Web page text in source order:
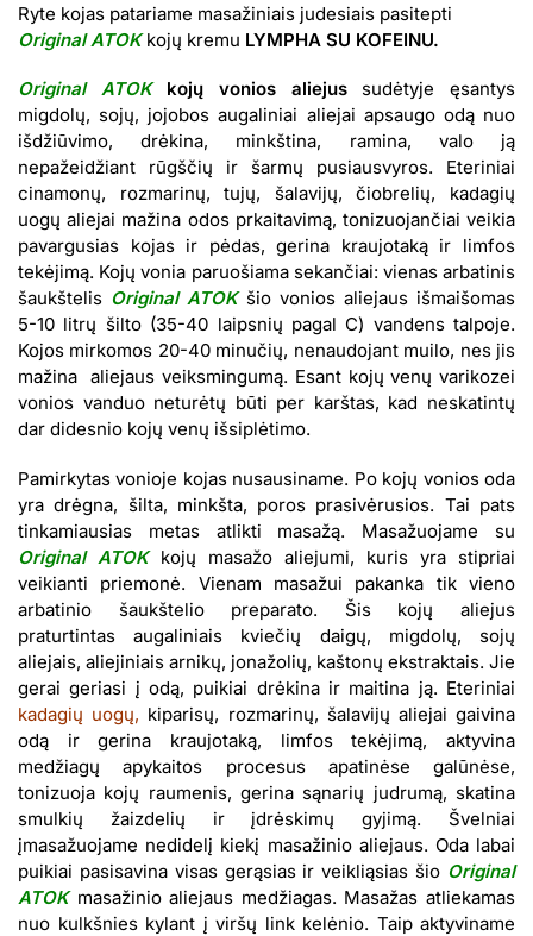
Ryte kojas patariame masažiniais judesiais pasitepti
Original ATOKkojų kremu LYMPHA SU KOFEINU.
Original ATOKkojų vonios aliejus sudėtyje ęsantys
migdolų, sojų, jojobos augaliniai aliejai apsaugo odą nuo
išdžiūvimo, drėkina, minkština, ramina, valo ją
nepažeidžiant rūgščių ir šarmų pusiausvyros. Eteriniai
cinamonų, rozmarinų, tujų, šalavijų, čiobrelių, kadagių
uogų aliejai mažina odos prkaitavimą, tonizuojančiai veikia
pavargusias kojas ir pėdas, gerina kraujotaką ir limfos
tekėjimą. Kojų vonia paruošiama sekančiai: vienas arbatinis
šaukštelis Original ATOKšio vonios aliejaus išmaišomas
5-10 litrų šilto (35-40 laipsnių pagal C) vandens talpoje.
Kojos mirkomos 20-40 minučių, nenaudojant muilo, nes jis
mažina aliejaus veiksmingumą. Esant kojų venų varikozei
vonios vanduo neturėtų būti per karštas, kad neskatintų
dar didesnio kojų venų išsiplėtimo.
Pamirkytas vonioje kojas nusausiname. Po kojų vonios oda
yra drėgna, šilta, minkšta, poros prasivėrusios. Tai pats
tinkamiausias metas atlikti masažą. Masažuojame su
Original ATOKkojų masažo aliejumi, kuris yra stipriai
veikianti priemonė. Vienam masažui pakanka tik vieno
arbatinio šaukštelio preparato. Šis kojų aliejus
praturtintas augaliniais kviečių daigų, migdolų, sojų
aliejais, aliejiniais arnikų, jonažolių, kaštonų ekstraktais. Jie
gerai geriasi į odą, puikiai drėkina ir maitina ją. Eteriniai
kadagių uogų, kiparisų, rozmarinų, šalavijų aliejai gaivina
odą ir gerina kraujotaką, limfos tekėjimą, aktyvina
medžiagų apykaitos procesus apatinėse galūnėse,
tonizuoja kojų raumenis, gerina sąnarių judrumą, skatina
smulkių žaizdelių ir įdrėskimų gyjimą. Švelniai
įmasažuojame nedidelį kiekį masažinio aliejaus. Oda labai
puikiai pasisavina visas gerąsias ir veikliąsias šio Original
ATOKmasažinio aliejaus medžiagas. Masažas atliekamas
nuo kulkšnies kylant į viršų link kelėnio. Taip aktyviname